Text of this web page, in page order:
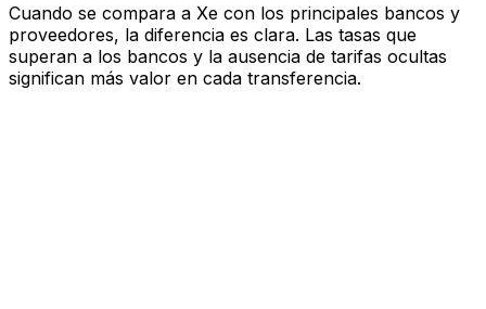
Cuando se compara a Xe con los principales bancos y
proveedores, la diferencia es clara. Las tasas que
superan a los bancos y la ausencia de tarifas ocultas
significan más valor en cada transferencia.